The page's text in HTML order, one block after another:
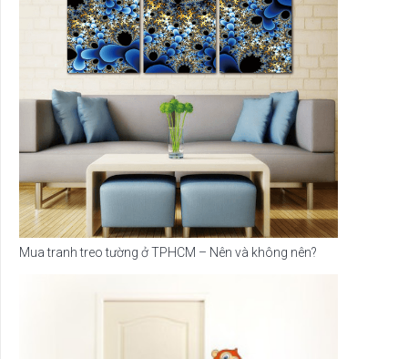
Mua tranh treo tường ở TPHCM – Nên và không nên?